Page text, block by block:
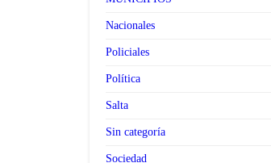
Nacionales
Policiales
Política
Salta
Sin categoría
Sociedad